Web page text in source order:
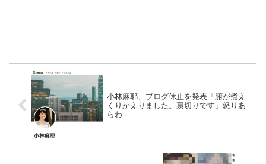
小林麻耶、ブログ休止を発表「腑が煮え
くりかえりました。裏切りです」怒りあ
らわ